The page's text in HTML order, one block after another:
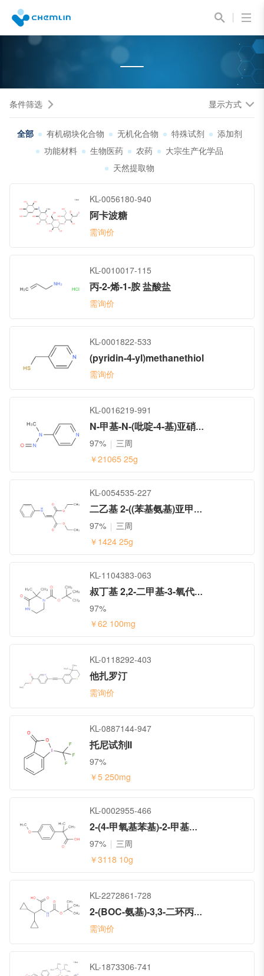
条件筛选 显示方式
全部 有机砌块化合物 无机化合物 特殊试剂
添加剂
功能材料
生物医药 农药
大宗生产化学品
天然提取物
KL-0056180-940
阿卡波糖
需询价
KL-0010017-115
丙-2-烯-1-胺 盐酸盐
需询价
KL-0001822-533
(pyridin-4-yl)methanethiol
需询价
KL-0016219-991
N-甲基-N-(吡啶-4-基)亚硝酸 酰胺
97%
三周
￥21065 25g
KL-0054535-227
二乙基 2-((苯基氨基)亚甲基)丙二酸酯
97%
三周
￥1424 25g
KL-1104383-063
叔丁基 2,2-二甲基-3-氧代哌嗪-1-甲酸酯
97%
￥62 100mg
KL-0118292-403
他扎罗汀
需询价
KL-0887144-947
托尼试剂II
97%
￥5 250mg
KL-0002955-466
2-(4-甲氧基苯基)-2-甲基丙酸
97%
三周
￥3118 10g
KL-2272861-728
2-(BOC-氨基)-3,3-二环丙基丙酸
需询价
KL-1873306-741